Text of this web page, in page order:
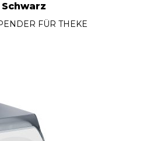
FÜR THEKE